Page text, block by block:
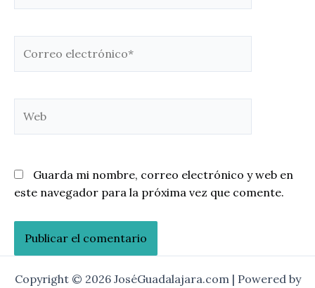
electrónico*
Guarda mi nombre, correo electrónico y web en
este navegador para la próxima vez que comente.
Copyright © 2026 JoséGuadalajara.com | Powered by